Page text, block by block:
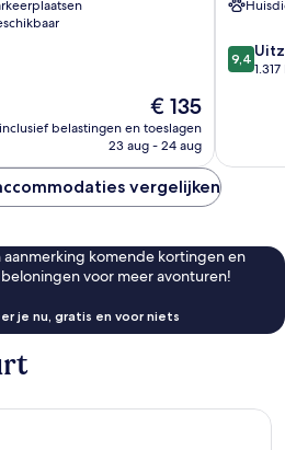
De
prijs
is
€ 135
inclusief belastingen en toeslagen
23 aug - 24 aug
Beşiktaş
9.4
van
9,4
vergelijken
aanmerking komende kortingen en
voor meer avonturen!
je nu, gratis en voor niets